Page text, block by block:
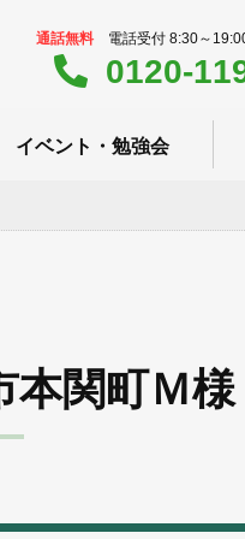
通話無料 電話受付 8:30～
0120-
イベント・勉強会
本関町Ｍ様